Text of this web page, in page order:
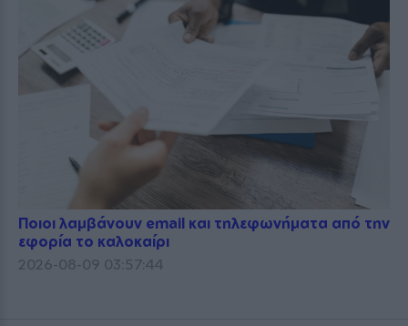
Ποιοι λαμβάνουν email και τηλεφωνήματα από την
εφορία το καλοκαίρι
2026-08-09 03:57:44